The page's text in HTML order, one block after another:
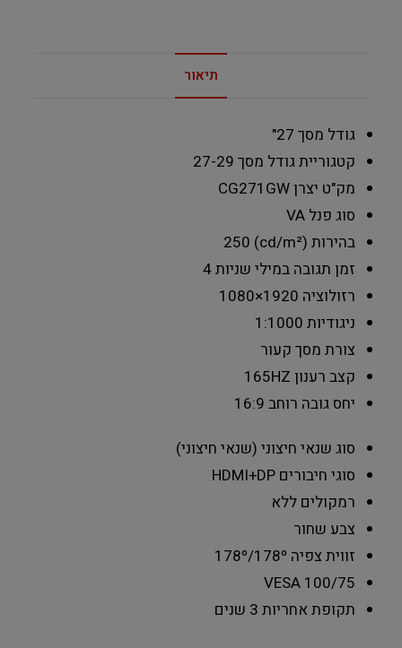
תיאור
גודל מסך 27"
קטגוריית גודל מסך 27-29
מק"ט יצרןCG271GW
סוג פנלVA
בהירות (cd/m²)
250
זמן תגובה במילי שניות4
רזולוציה 1920×1080
ניגודיות 1:1000
צורת מסך קעור
קצב רענון 165HZ
יחס גובה רוחב 16:9
סוג שנאי חיצוני (שנאי חיצוני)
סוגי חיבוריםHDMI+DP
רמקוליםללא
צבע שחור
זווית צפיה 178º/178º
VESA 100/75
תקופת אחריות 3 שנים